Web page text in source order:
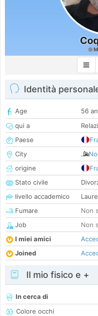
Identità
Age
56
qui a
Paese
City
origine
Stato civile
livello accademico
Fumare
Non
Job
Non
I miei amici
Joined
Il mio fisico e +
In cerca di
Colore occhi